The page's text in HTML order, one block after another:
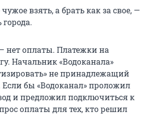
взять, а брать как за свое, —
города.
нет оплаты. Платежки на
Начальник «Водоканала»
не принадлежащий
Если бы «Водоканал» проложил
и предложил подключиться к
оплаты для тех, кто решил